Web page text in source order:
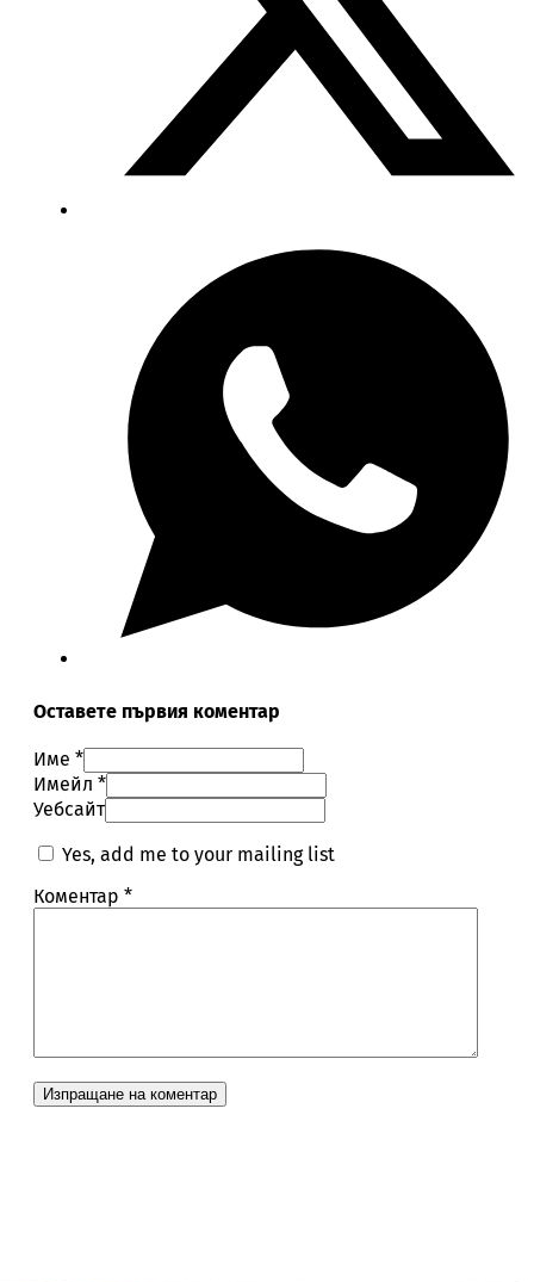
Оставете първия коментар
Име *
Имейл *
Уебсайт
Yes, add me to your mailing list
Коментар *